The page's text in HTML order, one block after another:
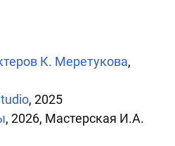
К. Меретукова,
, 2025
, 2026, Мастерская И.А.